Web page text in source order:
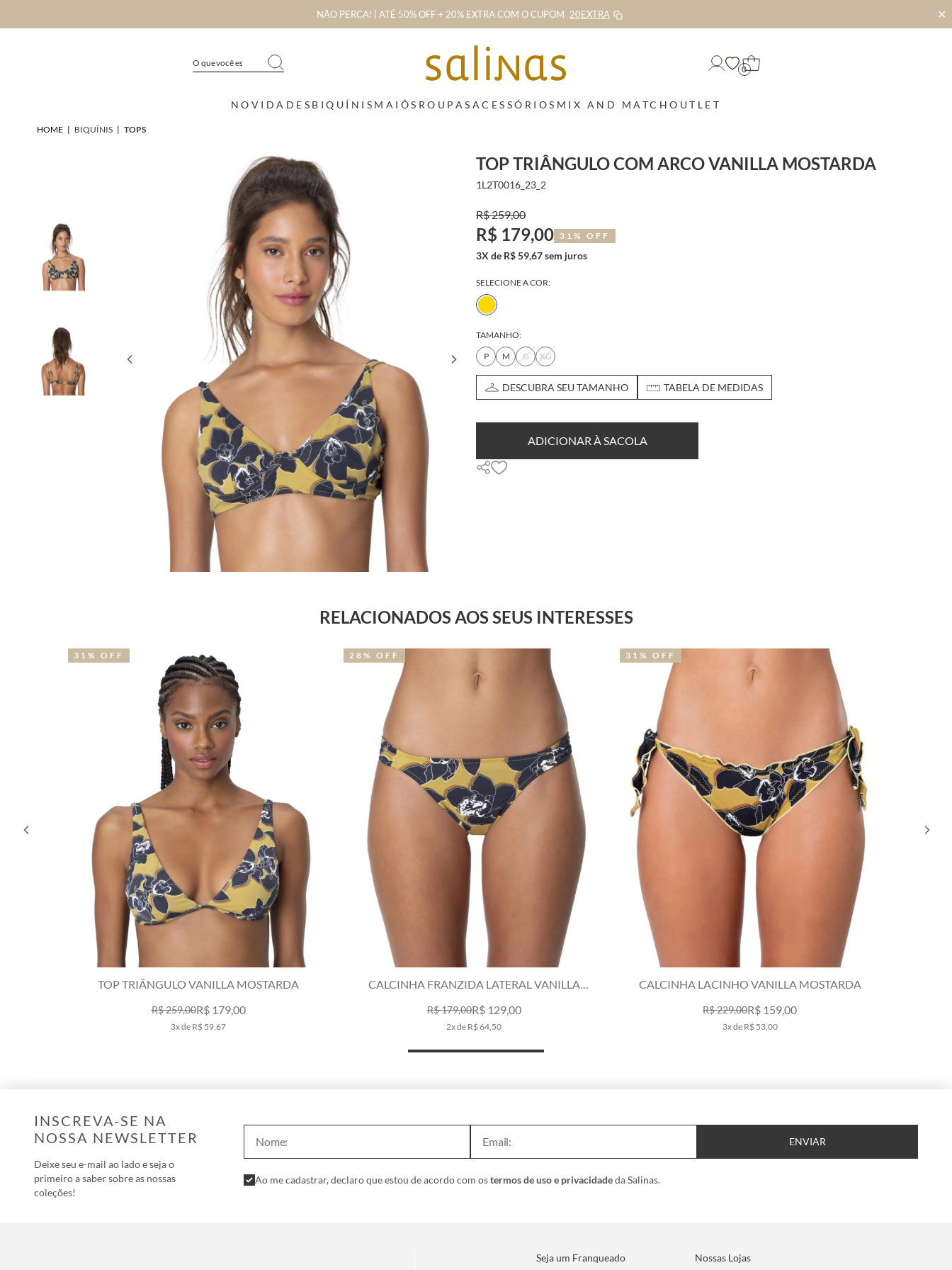
NÃO PERCA! | ATÉ 50% OFF + 20% EXTRA COM O CUPOM 20EXTRA ✕
0
NOVIDADES BIQUÍNIS MAIÔS ROUPAS ACESSÓRIOS MIX AND MATCHOUTLET
HOME | BIQUÍNIS | TOPS
TOP TRIÂNGULO COM ARCO VANILLA MOSTARDA
1L2T0016_23_2
R$ 259,00
R$ 179,00 31% OFF
3X de R$ 59,67 sem juros
SELECIONE A COR:
TAMANHO:
P
M G XG
DESCUBRA SEU TAMANHO TABELA DE MEDIDAS
ADICIONAR À SACOLA
RELACIONADOS AOS SEUS INTERESSES
CALCINHA FRANZIDA LATERAL VANILLA
R$ 179,00R$ 129,00
2x de R$ 64,50
28% OFF
CALCINHA LACINHO VANILLA MOSTARDA
R$ 229,00R$ 159,00
3x de R$ 53,00
31% OFF
CALCINHA PALA VANILLA MOSTARDA
R$ 179,00R$ 129,00
2x de R$ 64,50
28% OFF
INSCREVA-SE NA
NOSSA NEWSLETTER
Deixe seu e-mail ao lado e seja o
primeiro a saber sobre as nossas
coleções!
ENVIAR
Ao me cadastrar, declaro que estou de acordo com ostermos de uso e privacidadeda Salinas.
Seja um Franqueado Nossas Lojas